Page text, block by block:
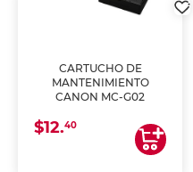
CARTUCHO DE
MANTENIMIENTO
CANON MC-G02
$12.40